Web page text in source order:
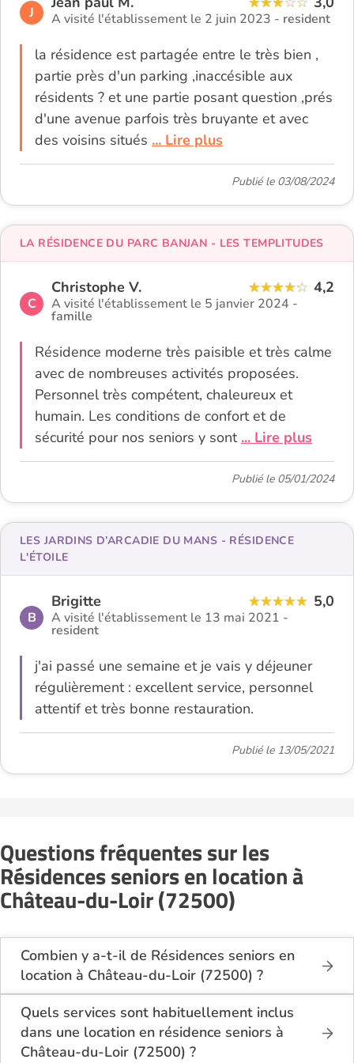
J A visité l'établissement le 2 juin 2023 - resident
la résidence est partagée entre le très bien ,
partie près d'un parking ,inaccésible aux
résidents ? et une partie posant question ,prés
d'une avenue parfois très bruyante et avec
des voisins situés ... Lire plus
Publié le 03/08/2024
C
Christophe V. 4,2
A visité l'établissement le 5 janvier 2024 -
famille
Résidence moderne très paisible et très calme
avec de nombreuses activités proposées.
Personnel très compétent, chaleureux et
humain. Les conditions de confort et de
sécurité pour nos seniors y sont ... Lire plus
LA RÉSIDENCE DU PARC BANJAN - LES TEMPLITUDES
Publié le 05/01/2024
B
Brigitte 5,0
A visité l'établissement le 13 mai 2021 -
resident
j'ai passé une semaine et je vais y déjeuner
régulièrement : excellent service, personnel
attentif et très bonne restauration.
LES JARDINS D’ARCADIE DU MANS - RÉSIDENCE
L'ÉTOILE
Publié le 13/05/2021
Questions fréquentes sur les
Résidences seniors en location à
Château-du-Loir (72500)
Combien y a-t-il de Résidences seniors en
location à Château-du-Loir (72500) ?
Sur le site Logement-seniors.com, on recense
actuellement 1 Résidences seniors en location à
Château-du-Loir (72500).
Quels services sont habituellement inclus
dans une location en résidence seniors à
Château-du-Loir (72500) ?